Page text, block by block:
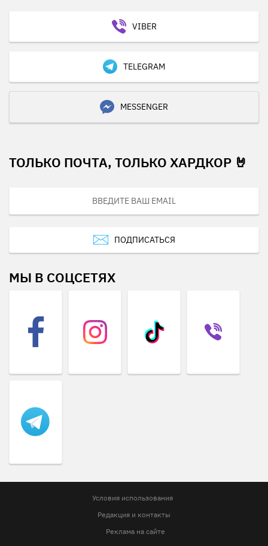
VIBER
TELEGRAM
MESSENGER
ТОЛЬКО ПОЧТА, ТОЛЬКО ХАРДКОР 🤘
ПОДПИСАТЬСЯ
МЫ В СОЦСЕТЯХ
Условия использования
Редакция и контакты
Реклама на сайте